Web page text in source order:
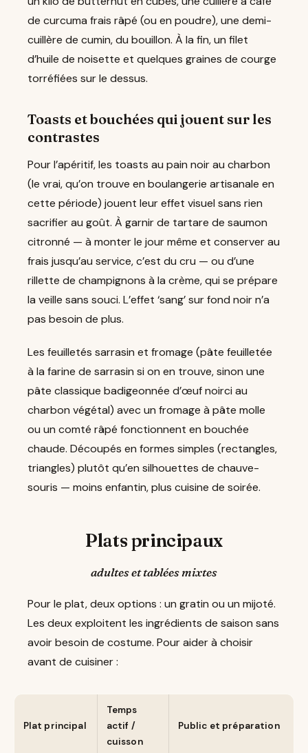
de curcuma frais râpé (ou en poudre), une demi-
cuillère de cumin, du bouillon. À la fin, un filet
d’huile de noisette et quelques graines de courge
torréfiées sur le dessus.
Toasts et bouchées qui jouent sur les
contrastes
Pour l’apéritif, les toasts au pain noir au charbon
(le vrai, qu’on trouve en boulangerie artisanale en
cette période) jouent leur effet visuel sans rien
sacrifier au goût. À garnir de tartare de saumon
citronné — à monter le jour même et conserver au
frais jusqu’au service, c’est du cru — ou d’une
rillette de champignons à la crème, qui se prépare
la veille sans souci. L’effet ‘sang’ sur fond noir n’a
pas besoin de plus.
Les feuilletés sarrasin et fromage (pâte feuilletée
à la farine de sarrasin si on en trouve, sinon une
pâte classique badigeonnée d’œuf noirci au
charbon végétal) avec un fromage à pâte molle
ou un comté râpé fonctionnent en bouchée
chaude. Découpés en formes simples (rectangles,
triangles) plutôt qu’en silhouettes de chauve-
souris — moins enfantin, plus cuisine de soirée.
Plats principaux
adultes et tablées mixtes
Pour le plat, deux options : un gratin ou un mijoté.
Les deux exploitent les ingrédients de saison sans
avoir besoin de costume. Pour aider à choisir
avant de cuisiner :
Plat principal
Temps
actif /
cuisson
Public et préparation